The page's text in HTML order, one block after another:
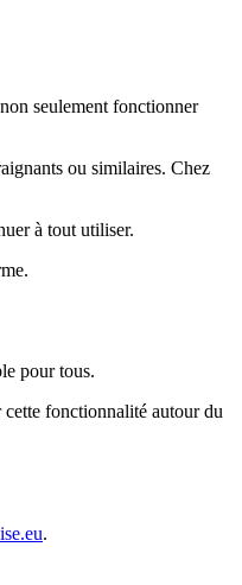
seulement fonctionner
ou similaires. Chez
à tout utiliser.
pour tous.
cette fonctionnalité autour du
.